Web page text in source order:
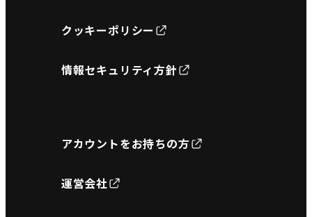
クッキーポリシー
情報セキュリティ方針
アカウントをお持ちの方
運営会社